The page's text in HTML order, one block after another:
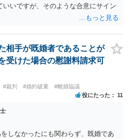
いですが、そのような合意にサイン
相手が既婚者であることが
受けた場合の慰謝料請求可
#裁判 #婚約破棄 #離婚協議
役にたった 11
しなかったにも関わらず、既婚であ